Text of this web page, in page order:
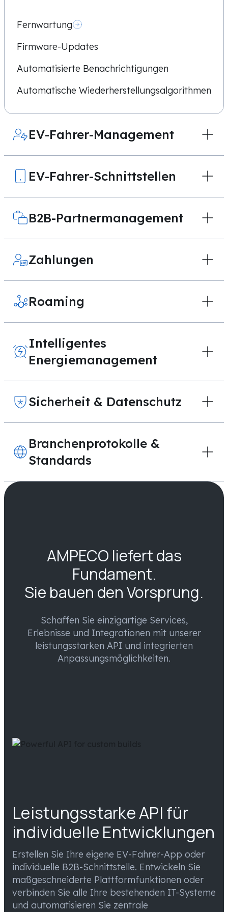
Fernwartung
Firmware-Updates
Automatisierte Benachrichtigungen
Automatische Wiederherstellungsalgorithmen
EV-Fahrer-Management
EV-Fahrer-Schnittstellen
B2B-Partnermanagement
Zahlungen
Roaming
Intelligentes
Energiemanagement
Sicherheit & Datenschutz
Branchenprotokolle &
Standards
AMPECO liefert das
Fundament.
Sie bauen den Vorsprung.
Schaffen Sie einzigartige Services,
Erlebnisse und Integrationen mit unserer
leistungsstarken API und integrierten
Anpassungsmöglichkeiten.
Leistungsstarke API für
individuelle Entwicklungen
Erstellen Sie Ihre eigene EV-Fahrer-App oder
individuelle B2B-Schnittstelle. Entwickeln Sie
maßgeschneiderte Plattformfunktionen oder
verbinden Sie alle Ihre bestehenden IT-Systeme
und automatisieren Sie zentrale